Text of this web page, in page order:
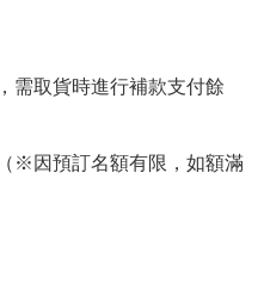
需取貨時進行補款支付餘
※因預訂名額有限，如額滿